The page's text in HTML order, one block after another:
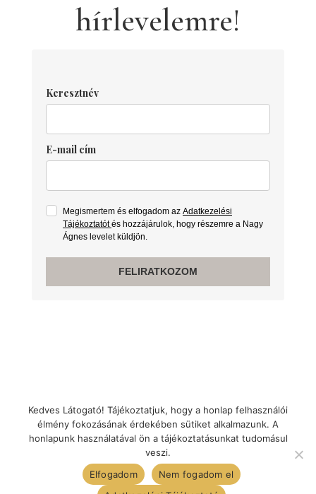
hírlevelemre!
Keresztnév
E-mail cím
Megismertem és elfogadom az Adatkezelési
Tájékoztatótés hozzájárulok, hogy részemre a Nagy
Ágnes levelet küldjön.
FELIRATKOZOM
A weboldal teljes tartalma Nagy Ágnes tulajdona. A
képek és szövegek felhasználása csak és kizárólag
Nagy Ágnes engedélyével lehetséges.
Kapcsolatfelvétel: Telefonszám:+36 30 830 52 28
Kedves Látogató! Tájékoztatjuk, hogy a honlap felhasználói
élmény fokozásának érdekében sütiket alkalmazunk. A
honlapunk használatával ön a tájékoztatásunkat tudomásul
veszi.
Elfogadom
Nem fogadom el